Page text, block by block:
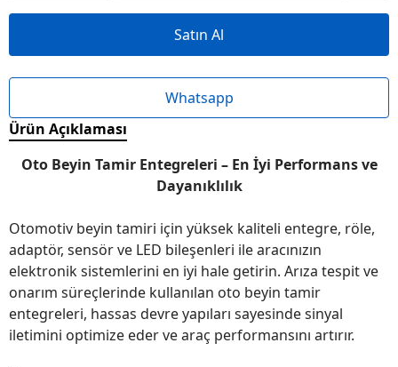
Satın Al
Whatsapp
Ürün Açıklaması
Oto Beyin Tamir Entegreleri – En İyi Performans ve
Dayanıklılık
Otomotiv beyin tamiri için yüksek kaliteli entegre, röle,
adaptör, sensör ve LED bileşenleri ile aracınızın
elektronik sistemlerini en iyi hale getirin. Arıza tespit ve
onarım süreçlerinde kullanılan oto beyin tamir
entegreleri, hassas devre yapıları sayesinde sinyal
iletimini optimize eder ve araç performansını artırır.